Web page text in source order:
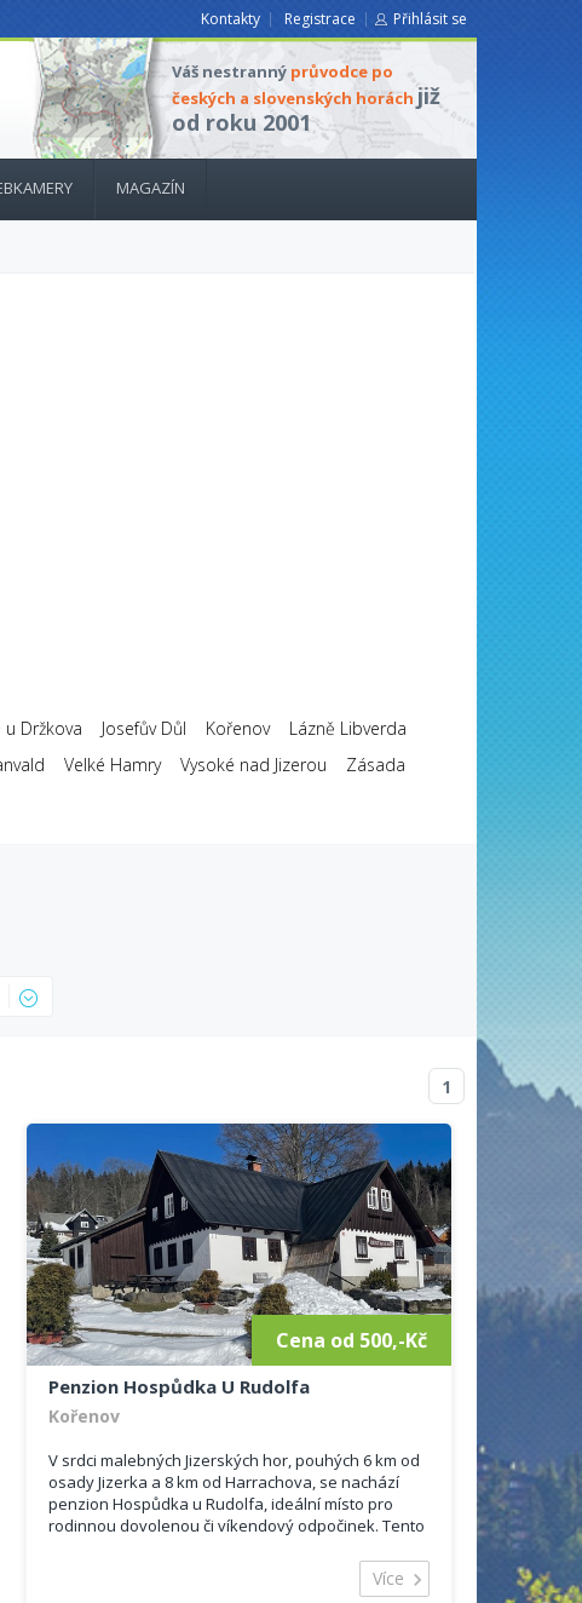
Kontakty Registrace Přihlásit se
Váš nestranný průvodce po
českých a slovenských horách již
od roku 2001
MAGAZÍN
u Držkova Josefův Důl Kořenov
Lázně Libverda
Velké Hamry Vysoké nad Jizerou
Zásada
1
Cena od 500,-Kč
Penzion Hospůdka U Rudolfa
Kořenov
V srdci malebných Jizerských hor, pouhých 6 km od
osady Jizerka a 8 km od Harrachova, se nachází
penzion Hospůdka u Rudolfa, ideální místo pro
rodinnou dovolenou či víkendový odpočinek. Tento
Více